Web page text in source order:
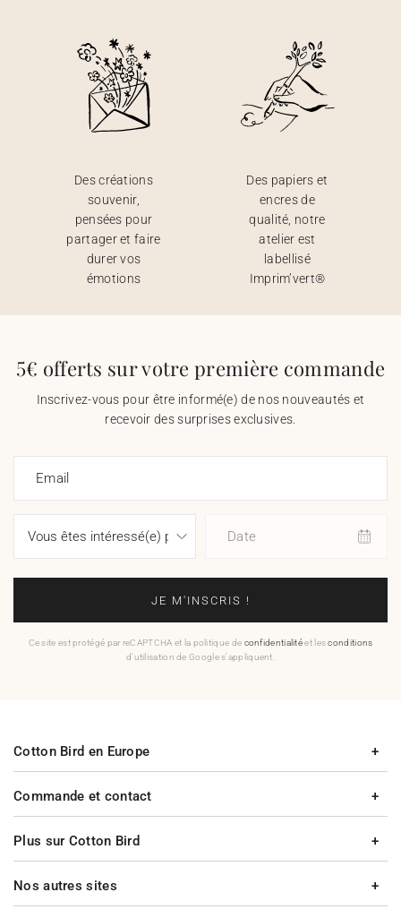
Des créations
souvenir,
pensées pour
partager et faire
durer vos
émotions
Des papiers et
encres de
qualité, notre
atelier est
labellisé
Imprim’vert®
5€ offerts sur votre première commande
Inscrivez-vous pour être informé(e) de nos nouveautés et
recevoir des surprises exclusives.
Email
Date
JE M'INSCRIS !
Ce site est protégé par reCAPTCHA et la politique de confidentialitéet lesconditions
d'utilisation de Google s'appliquent.
Commande et contact
Plus sur Cotton Bird
Cotton Bird en Europe
Nos autres sites